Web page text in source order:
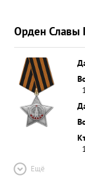
Орден Славы
Ещё